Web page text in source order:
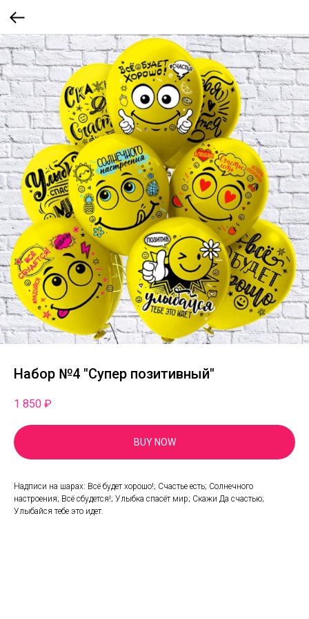
Набор №4 "Супер позитивный"
1 850 ₽
BUY NOW
Надписи на шарах: Всё будет хорошо!; Счастье есть; Солнечного
настроения; Всё сбудется!; Улыбка спасёт мир; Скажи Да счастью;
Улыбайся тебе это идет.